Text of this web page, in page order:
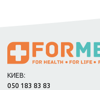
КИЕВ:
050 183 83 83